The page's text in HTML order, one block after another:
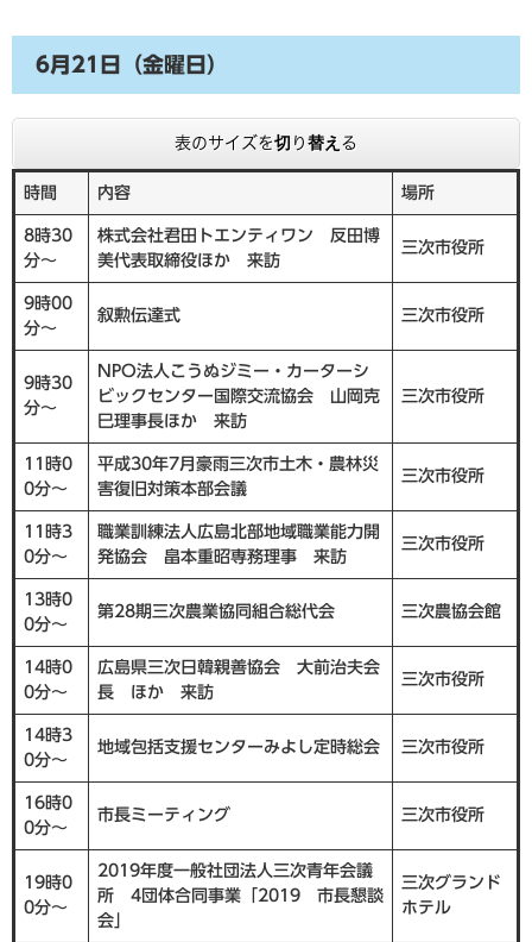
6月21日（金曜日）
表のサイズを切り替える
時間 内容 場所
8時30
分～
株式会社君田トエンティワン 反田博
美代表取締役ほか 来訪
三次市役所
9時00
分～
叙勲伝達式 三次市役所
9時30
分～
NPO法人こうぬジミー・カーターシ
ビックセンター国際交流協会 山岡克
巳理事長ほか 来訪
三次市役所
11時0
0分～
平成30年7月豪雨三次市土木・農林災
害復旧対策本部会議
三次市役所
11時3
0分～
職業訓練法人広島北部地域職業能力開
発協会 畠本重昭専務理事 来訪
三次市役所
13時0
0分～
第28期三次農業協同組合総代会 三次農協会館
14時0
0分～
広島県三次日韓親善協会 大前治夫会
長 ほか 来訪
三次市役所
14時3
0分～
地域包括支援センターみよし定時総会 三次市役所
16時0
0分～
市長ミーティング 三次市役所
19時0
0分～
2019年度一般社団法人三次青年会議
所 4団体合同事業「2019 市長懇談
会」
三次グランド
ホテル